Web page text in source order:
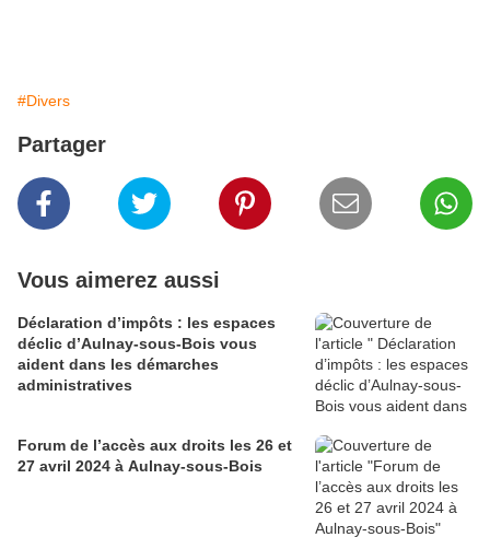
#Divers
Partager
Vous aimerez aussi
Déclaration d’impôts : les espaces
déclic d’Aulnay-sous-Bois vous
aident dans les démarches
administratives
Forum de l’accès aux droits les 26 et
27 avril 2024 à Aulnay-sous-Bois